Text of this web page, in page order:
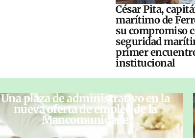
César Pita,
marítimo de
su compromiso
seguridad
primer
institucional
Una plaza de administrativo en la
nueva oferta de empleo de la
Mancomunidade